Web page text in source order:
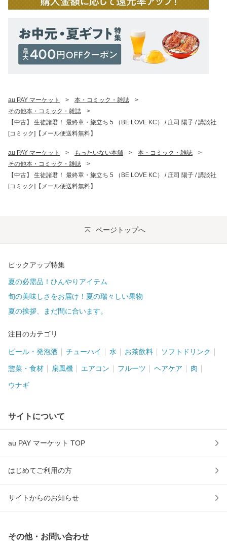
au PAY マーケット > 本・コミック・雑誌
>
その他本・コミック・雑誌
>
【中古】 生徒諸君！ 最終章・旅立ち 5 （BE LOVE KC） / 庄司 陽子 / 講談社
[コミック]【メール便送料無料】
au PAY マーケット > もったいない本舗 > 本・コミック・雑誌
>
その他本・コミック・雑誌
>
【中古】 生徒諸君！ 最終章・旅立ち 5 （BE LOVE KC） / 庄司 陽子 / 講談社
[コミック]【メール便送料無料】
ページトップへ
ピックアップ特集
夏の必需品！ひんやりアイテム
旬の美味しさをお届け！夏の瑞々しい果物
夏の挨拶、まだ間に合います。
注目のカテゴリ
ビール・発泡酒 チューハイ 水 お茶飲料 ソフトドリンク
惣菜・食材 扇風機 エアコン フルーツ ヘアケア 肉
ウナギ
サイトについて
au PAY マーケット TOP
はじめてご利用の方
サイトからのお知らせ
その他・お問い合わせ